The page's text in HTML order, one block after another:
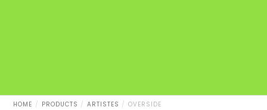
HOME PRODUCTS ARTISTES OVERSIDE